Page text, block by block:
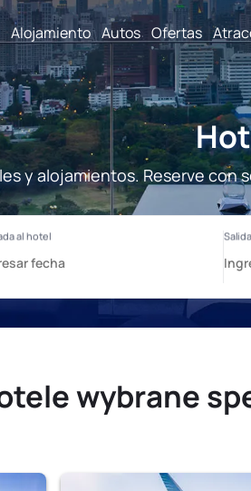
Alojamiento Autos Ofertas
y alojamientos. Reserve con
wybrane